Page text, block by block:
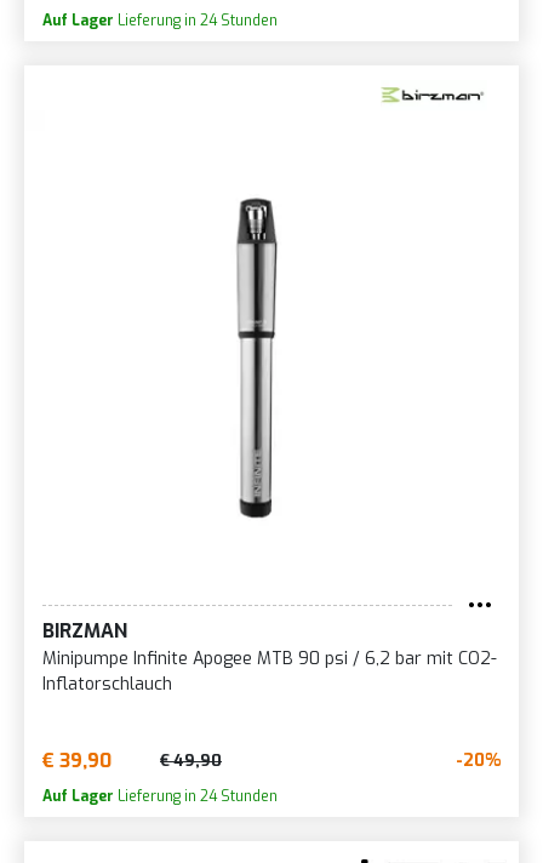
Auf Lager Lieferung in 24 Stunden
BIRZMAN
Minipumpe Infinite Apogee MTB 90 psi / 6,2 bar mit CO2-
Inflatorschlauch
€ 39,90 € 49,90 -20%
Auf Lager Lieferung in 24 Stunden